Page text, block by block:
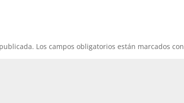
Los campos obligatorios están marcados con